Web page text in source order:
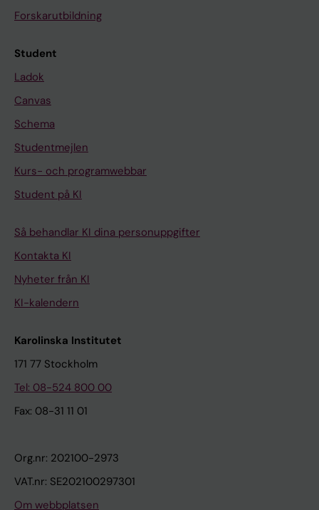
Forskarutbildning
Student
Ladok
Canvas
Schema
Studentmejlen
Kurs- och programwebbar
Student på KI
Så behandlar KI dina personuppgifter
Kontakta KI
Nyheter från KI
KI-kalendern
Karolinska Institutet
171 77 Stockholm
Tel: 08-524 800 00
Fax: 08-31 11 01
Org.nr: 202100-2973
VAT.nr: SE202100297301
Om webbplatsen